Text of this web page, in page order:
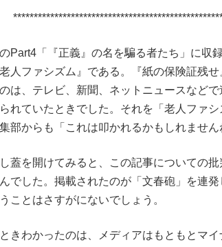
Part4「『正義』の名を騙る者たち」に収
人ファシズム』である。『紙の保険証残
は、テレビ、新聞、ネットニュースなど
れていたときでした。それを「老人ファ
部からも「これは叩かれるかもしれません
蓋を開けてみると、この記事についての
でした。掲載されたのが「文春砲」を連
ことはさすがにないでしょう。
きわかったのは、メディアはもともとマ